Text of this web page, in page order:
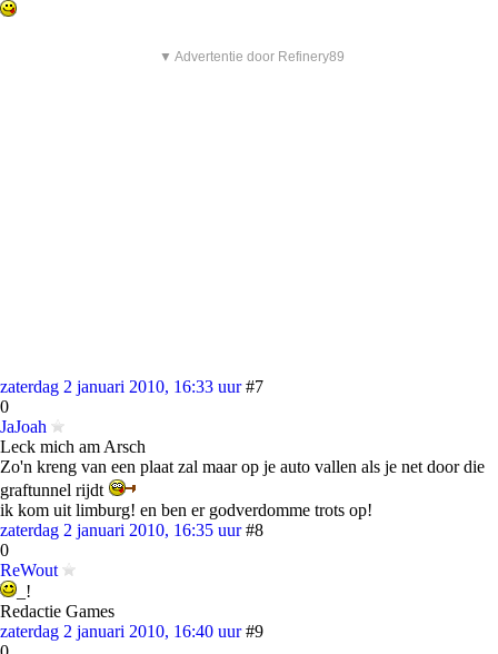
▼ Advertentie door Refinery89
zaterdag 2 januari 2010, 16:33 uur #7
0
JaJoah
Leck mich am Arsch
Zo'n kreng van een plaat zal maar op je auto vallen als je net door die
graftunnel rijdt
ik kom uit limburg! en ben er godverdomme trots op!
zaterdag 2 januari 2010, 16:35 uur #8
0
ReWout
_!
Redactie Games
zaterdag 2 januari 2010, 16:40 uur #9